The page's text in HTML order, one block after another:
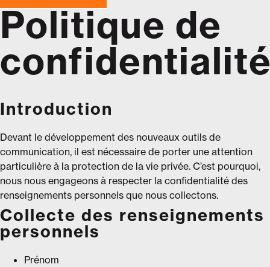
Politique de
Introduction
Devant le développement des nouveaux outils de
communication, il est nécessaire de porter une attention
particulière à la protection de la vie privée. C’est pourquoi,
nous nous engageons à respecter la confidentialité des
renseignements personnels que nous collectons.
Collecte des renseignements
personnels
Prénom